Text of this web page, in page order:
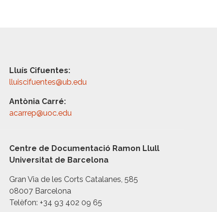
Lluís Cifuentes:
lluiscifuentes@ub.edu
Antònia Carré:
acarrep@uoc.edu
Centre de Documentació Ramon Llull
Universitat de Barcelona
Gran Via de les Corts Catalanes, 585
08007 Barcelona
Telèfon: +34 93 402 09 65